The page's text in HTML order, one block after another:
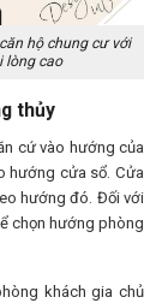
hộ chung cư với
lòng cao
thủy
cứ vào hướng của
hướng cửa sổ. Cửa
hướng đó. Đối với
chọn hướng phòng
khách gia chủ